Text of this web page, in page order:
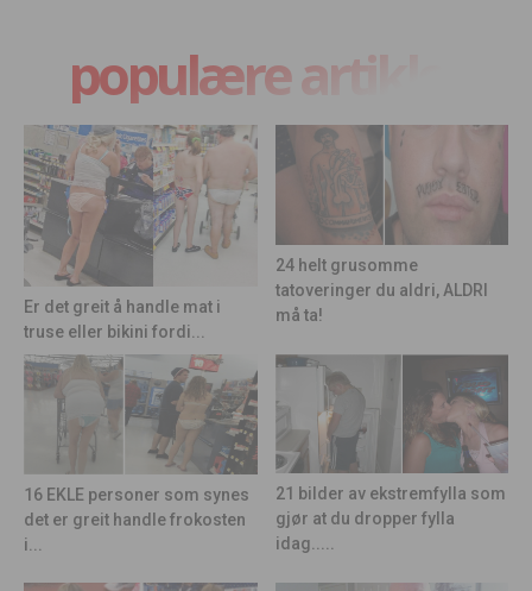
populære artikler
Er det greit å handle mat i
truse eller bikini fordi...
24 helt grusomme
tatoveringer du aldri, ALDRI
må ta!
16 EKLE personer som synes
det er greit handle frokosten
i...
21 bilder av ekstremfylla som
gjør at du dropper fylla
idag.....